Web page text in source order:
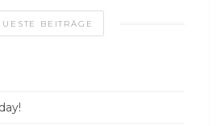
BEITRÄGE